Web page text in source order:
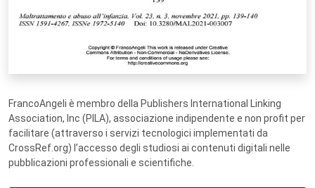
FrancoAngeli è membro della Publishers International Linking
Association, Inc (PILA), associazione indipendente e non profit per
facilitare (attraverso i servizi tecnologici implementati da
CrossRef.org) l’accesso degli studiosi ai contenuti digitali nelle
pubblicazioni professionali e scientifiche.